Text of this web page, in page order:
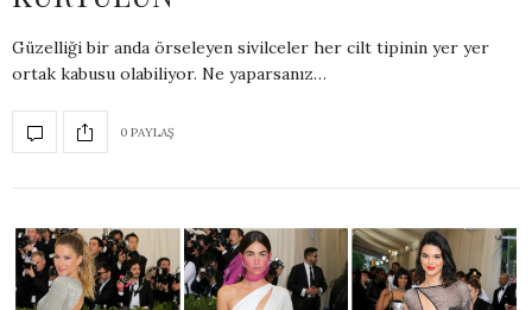
Güzelliği bir anda örseleyen sivilceler her cilt tipinin yer yer
ortak kabusu olabiliyor. Ne yaparsanız…
0 PAYLAŞ